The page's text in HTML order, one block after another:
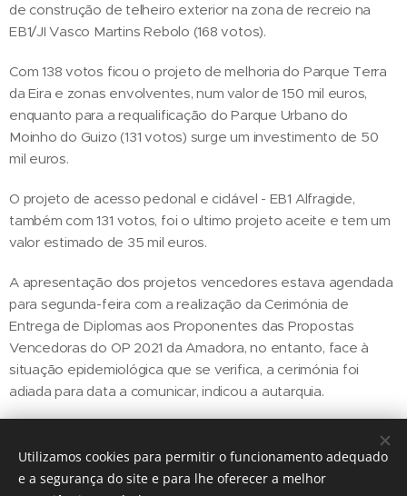
de construção de telheiro exterior na zona de recreio na
EB1/JI Vasco Martins Rebolo (168 votos).
Com 138 votos ficou o projeto de melhoria do Parque Terra
da Eira e zonas envolventes, num valor de 150 mil euros,
enquanto para a requalificação do Parque Urbano do
Moinho do Guizo (131 votos) surge um investimento de 50
mil euros.
O projeto de acesso pedonal e ciclável - EB1 Alfragide,
também com 131 votos, foi o ultimo projeto aceite e tem um
valor estimado de 35 mil euros.
A apresentação dos projetos vencedores estava agendada
para segunda-feira com a realização da Cerimónia de
Entrega de Diplomas aos Proponentes das Propostas
Vencedoras do OP 2021 da Amadora, no entanto, face à
situação epidemiológica que se verifica, a cerimónia foi
adiada para data a comunicar, indicou a autarquia.
Share
Utilizamos cookies para permitir o funcionamento adequado
e a segurança do site e para lhe oferecer a melhor